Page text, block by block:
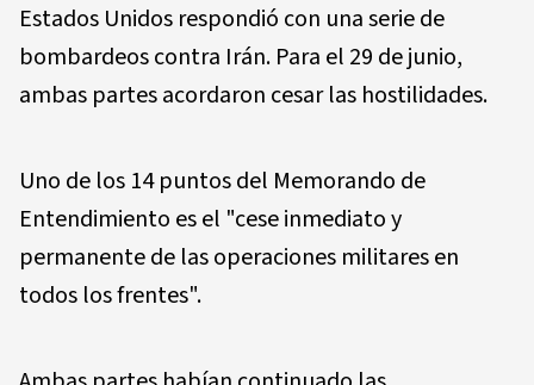
Estados Unidos respondió con una serie de
bombardeos contra Irán. Para el 29 de junio,
ambas partes acordaron cesar las hostilidades.
Uno de los 14 puntos del Memorando de
Entendimiento es el "cese inmediato y
permanente de las operaciones militares en
todos los frentes".